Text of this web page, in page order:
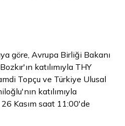
göre, Avrupa Birliği Bakanı
katılımıyla THY
Topçu ve Türkiye Ulusal
katılımıyla
Kasım saat 11:00'de